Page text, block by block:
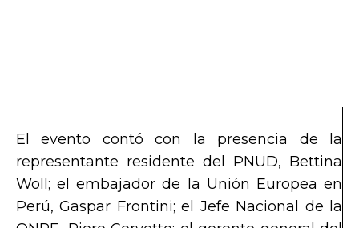
El evento contó con la presencia de la
representante residente del PNUD, Bettina
Woll; el embajador de la Unión Europea en
Perú, Gaspar Frontini; el Jefe Nacional de la